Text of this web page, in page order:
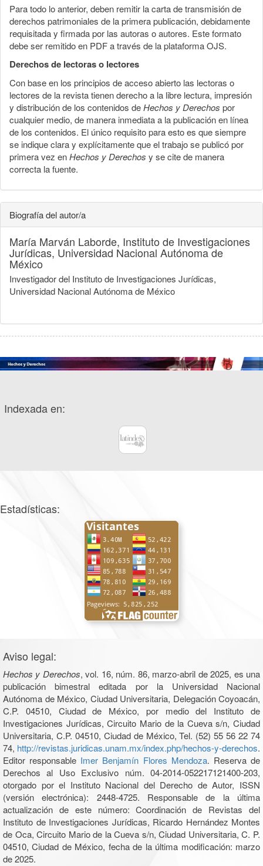
Para todo lo anterior, deben remitir la carta de transmisión de
derechos patrimoniales de la primera publicación, debidamente
requisitada y firmada por las autoras o autores. Este formato
debe ser remitido en PDF a través de la plataforma OJS.
Derechos de lectoras o lectores
Con base en los principios de acceso abierto las lectoras o
lectores de la revista tienen derecho a la libre lectura, impresión
y distribución de los contenidos deHechos y Derechos por
cualquier medio, de manera inmediata a la publicación en línea
de los contenidos. El único requisito para esto es que siempre
se indique clara y explícitamente que el trabajo se publicó por
primera vez enHechos y Derechos y se cite de manera
correcta la fuente.
Biografía del autor/a
María Marván Laborde, Instituto de Investigaciones
Jurídicas, Universidad Nacional Autónoma de
México
Investigador del Instituto de Investigaciones Jurídicas,
Universidad Nacional Autónoma de México
Indexada en:
Estadísticas:
Aviso legal:
Hechos y Derechos, vol. 16, núm. 86, marzo-abril de 2025, es una
publicación bimestral editada por la Universidad Nacional
Autónoma de México, Ciudad Universitaria, Delegación Coyoacán,
C.P. 04510, Ciudad de México, por medio del Instituto de
Investigaciones Jurídicas, Circuito Mario de la Cueva s/n, Ciudad
Universitaria, C.P. 04510, Ciudad de México, Tel. (52) 55 56 22 74
74, http://revistas.juridicas.unam.mx/index.php/hechos-y-derechos.
Editor responsable Imer Benjamín Flores Mendoza. Reserva de
Derechos al Uso Exclusivo núm. 04-2014-052217121400-203,
otorgado por el Instituto Nacional del Derecho de Autor, ISSN
(versión electrónica): 2448-4725. Responsable de la última
actualización de este número: Coordinación de Revistas del
Instituto de Investigaciones Jurídicas, Ricardo Hernández Montes
de Oca, Circuito Mario de la Cueva s/n, Ciudad Universitaria, C. P.
04510, Ciudad de México, fecha de la última modificación: marzo
de 2025.